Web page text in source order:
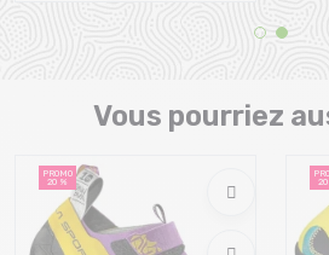
Vous pourriez
PROMO
20 % 20